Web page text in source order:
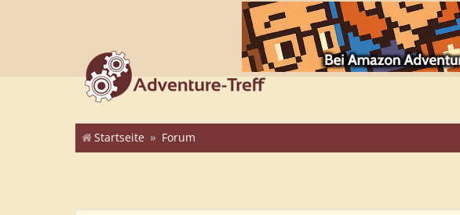
Startseite Forum